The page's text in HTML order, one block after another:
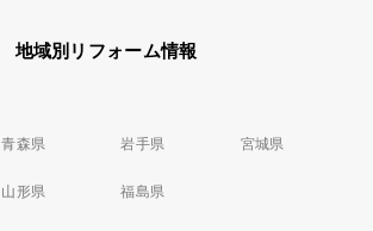
地域別リフォーム情報
青森県 岩手県 宮城県
山形県 福島県